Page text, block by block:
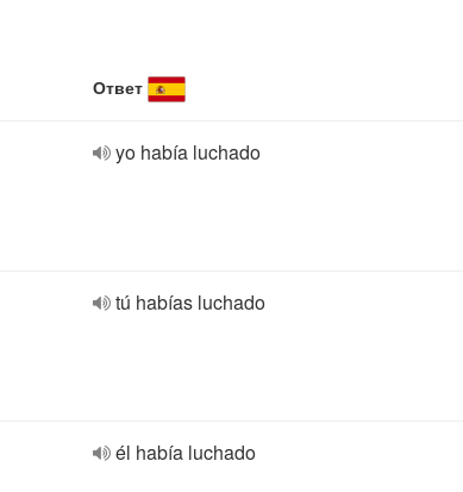
Ответ
yo había luchado
tú habías luchado
él había luchado